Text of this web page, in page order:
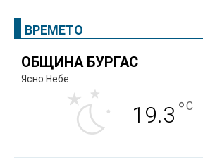
ВРЕМЕТО
ОБЩИНА БУРГАС
Ясно Небе
19.3 °C